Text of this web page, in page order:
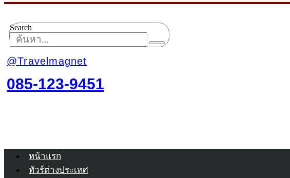
Search
@Travelmagnet
085-123-9451
หน้าแรก
ทัวร์ต่างประเทศ